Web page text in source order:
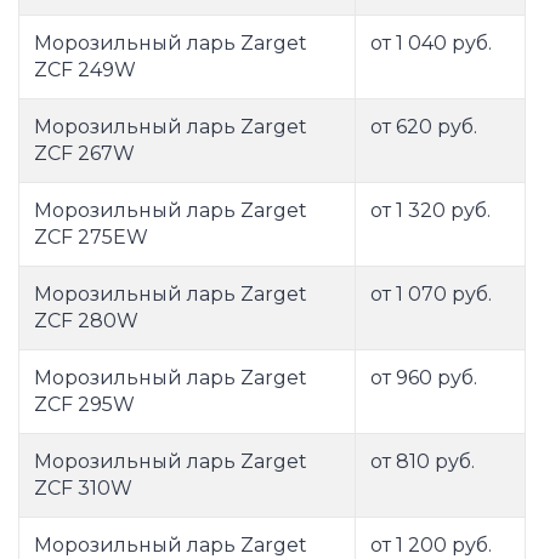
Морозильный ларь Zarget
ZCF 249W
от 1 040 руб.
Морозильный ларь Zarget
ZCF 267W
от 620 руб.
Морозильный ларь Zarget
ZCF 275EW
от 1 320 руб.
Морозильный ларь Zarget
ZCF 280W
от 1 070 руб.
Морозильный ларь Zarget
ZCF 295W
от 960 руб.
Морозильный ларь Zarget
ZCF 310W
от 810 руб.
Морозильный ларь Zarget
от 1 200 руб.